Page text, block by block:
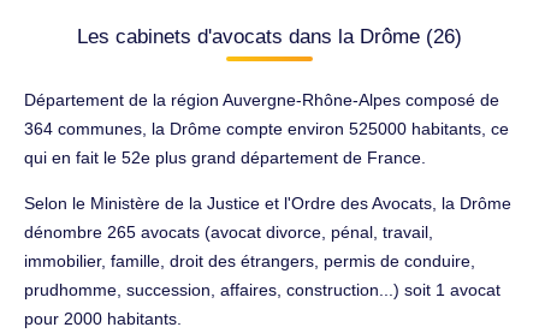
Les cabinets d'avocats dans la Drôme (26)
Département de la région Auvergne-Rhône-Alpes composé de
364 communes, la Drôme compte environ 525000 habitants, ce
qui en fait le 52e plus grand département de France.
Selon le Ministère de la Justice et l'Ordre des Avocats, la Drôme
dénombre 265 avocats (avocat divorce, pénal, travail,
immobilier, famille, droit des étrangers, permis de conduire,
prudhomme, succession, affaires, construction...) soit 1 avocat
pour 2000 habitants.